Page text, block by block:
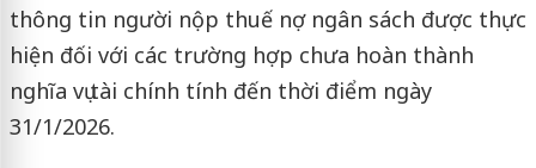
thông tin người nộp thuế nợ ngân sách được thực
hiện đối với các trường hợp chưa hoàn thành
nghĩa vụ tài chính tính đến thời điểm ngày
31/1/2026.